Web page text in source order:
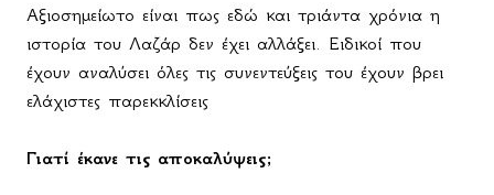
Αξιοσημείωτο είναι πως εδώ και τριάντα χρόνια η
ιστορία του Λαζάρ δεν έχει αλλάξει. Ειδικοί που
έχουν αναλύσει όλες τις συνεντεύξεις του έχουν βρει
ελάχιστες παρεκκλίσεις
Γιατί έκανε τις αποκαλύψεις;